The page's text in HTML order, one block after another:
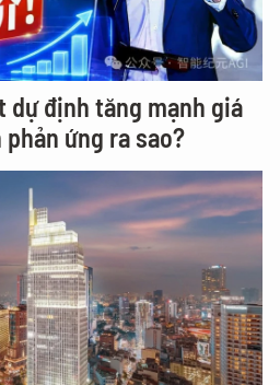
dự định tăng mạnh giá
ứng ra sao?